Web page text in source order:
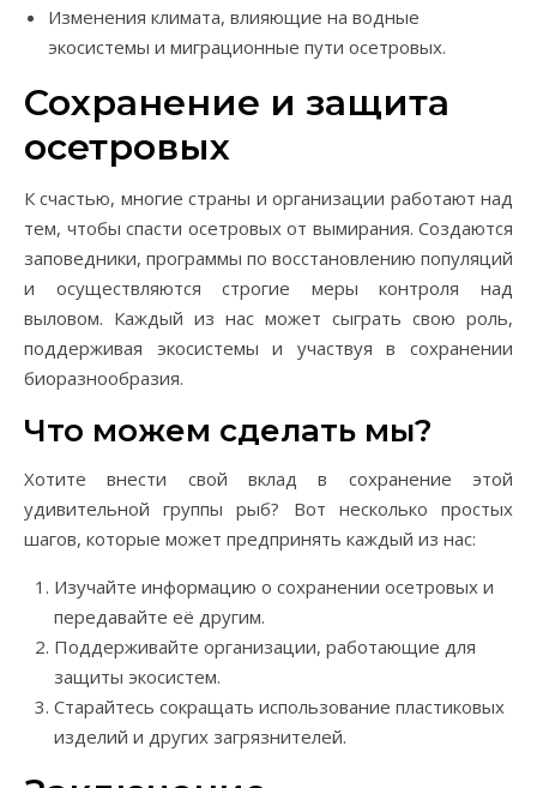
Изменения климата, влияющие на водные
экосистемы и миграционные пути осетровых.
Сохранение и защита
осетровых
К счастью, многие страны и организации работают над
тем, чтобы спасти осетровых от вымирания. Создаются
заповедники, программы по восстановлению популяций
и осуществляются строгие меры контроля над
выловом. Каждый из нас может сыграть свою роль,
поддерживая экосистемы и участвуя в сохранении
биоразнообразия.
Что можем сделать мы?
Хотите внести свой вклад в сохранение этой
удивительной группы рыб? Вот несколько простых
шагов, которые может предпринять каждый из нас:
Изучайте информацию о сохранении осетровых и
передавайте её другим.
Поддерживайте организации, работающие для
защиты экосистем.
Старайтесь сокращать использование пластиковых
изделий и других загрязнителей.